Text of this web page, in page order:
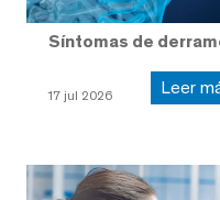
Síntomas de
17 jul 2026 Leer